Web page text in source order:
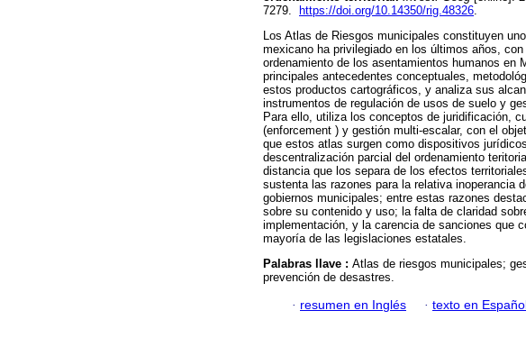
7279.
https://doi.org/10.14350/rig.48326.
Los Atlas de Riesgos municipales constituyen
mexicano ha privilegiado en los últimos años, con
ordenamiento de los asentamientos humanos en
principales antecedentes conceptuales,
estos productos cartográficos, y analiza sus
instrumentos de regulación de usos de suelo y
Para ello, utiliza los conceptos de juridificación,
(enforcement ) y gestión multi-escalar, con el
que estos atlas surgen como dispositivos
descentralización parcial del ordenamiento
distancia que los separa de los efectos
sustenta las razones para la relativa inoperancia
gobiernos municipales; entre estas razones
sobre su contenido y uso; la falta de claridad
implementación, y la carencia de sanciones que
mayoría de las legislaciones estatales.
Palabras llave : Atlas de riesgos municipales;
prevención de desastres.
· resumen en Inglés · texto en